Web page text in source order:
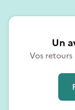
Un
Vos